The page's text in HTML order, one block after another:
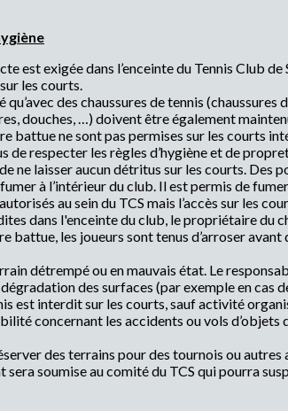
est exigée dans l’enceinte du Tennis Club
les courts.
qu’avec des chaussures de tennis
douches, …) doivent être également
battue ne sont pas permises sur les courts
de respecter les règles d’hygiène et de
ne laisser aucun détritus sur les courts. Des
à l’intérieur du club. Il est permis de
au sein du TCS mais l’accès sur les
dans l'enceinte du club, le propriétaire du
battue, les joueurs sont tenus d’arroser
détrempé ou en mauvais état. Le
des surfaces (par exemple en cas
est interdit sur les courts, sauf activité
concernant les accidents ou vols
des terrains pour des tournois ou
soumise au comité du TCS qui pourra